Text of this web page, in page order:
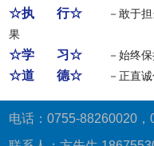
☆执 行☆ －敢于担当
果
☆学 习☆ －始终保持
☆道 德☆ －正直诚
电话：0755-88260020